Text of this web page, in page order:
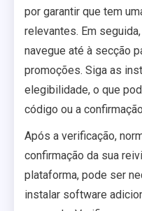
por garantir que tem
relevantes. Em
navegue até à secção
promoções. Siga as
elegibilidade, o que
código ou a
Após a verificação,
confirmação da sua
plataforma, pode ser
instalar software